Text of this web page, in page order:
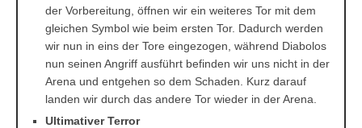
der Vorbereitung, öffnen wir ein weiteres Tor mit dem
gleichen Symbol wie beim ersten Tor. Dadurch werden
wir nun in eins der Tore eingezogen, während Diabolos
nun seinen Angriff ausführt befinden wir uns nicht in der
Arena und entgehen so dem Schaden. Kurz darauf
landen wir durch das andere Tor wieder in der Arena.
Ultimativer Terror